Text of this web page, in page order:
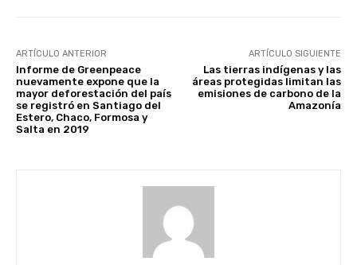
ARTÍCULO ANTERIOR
Informe de Greenpeace
nuevamente expone que la
mayor deforestación del país
se registró en Santiago del
Estero, Chaco, Formosa y
Salta en 2019
ARTÍCULO SIGUIENTE
Las tierras indígenas y las
áreas protegidas limitan las
emisiones de carbono de la
Amazonía